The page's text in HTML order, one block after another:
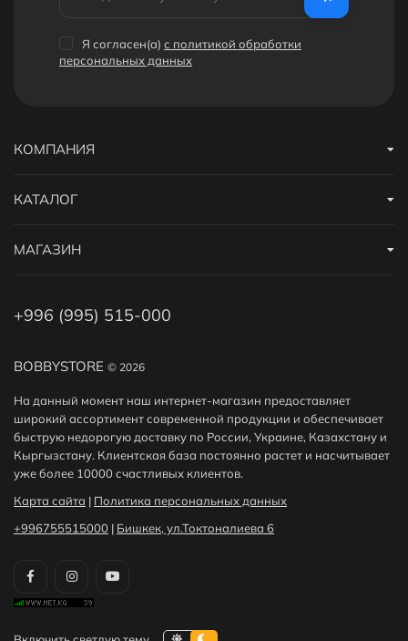
Я согласен(a) с политикой обработки
персональных данных
BOBBYSTORE © 2026
На данный момент наш интернет-магазин предоставляет
широкий ассортимент современной продукции и обеспечивает
быструю недорогую доставку по России, Украине, Казахстану и
Кыргызстану. Клиентская база постоянно растет и насчитывает
уже более 10000 счастливых клиентов.
Карта сайта | Политика персональных данных
+996755515000 | Бишкек, ул.Токтоналиева 6
КОМПАНИЯ
КАТАЛОГ
МАГАЗИН
+996 (995) 515-000